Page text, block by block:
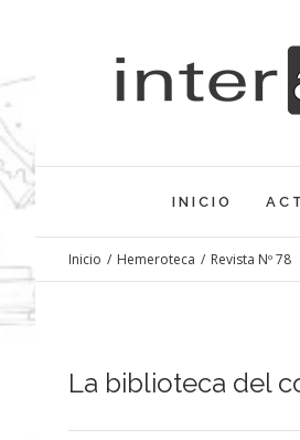
contenido
INICIO
Inicio / Hemeroteca / Revista Nº 78
La biblioteca del